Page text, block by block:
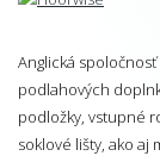
Anglická
podlahových
podložky, vstupné
soklové lišty, ako aj